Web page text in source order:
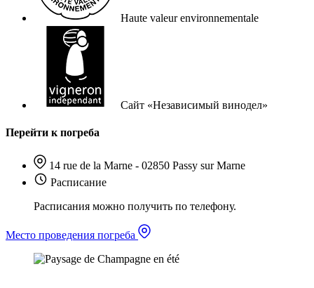
Haute valeur environnementale
Сайт «Независимый винодел»
Перейти к погреба
14 rue de la Marne - 02850 Passy sur Marne
Расписание
Расписания можно получить по телефону.
Место проведения погреба